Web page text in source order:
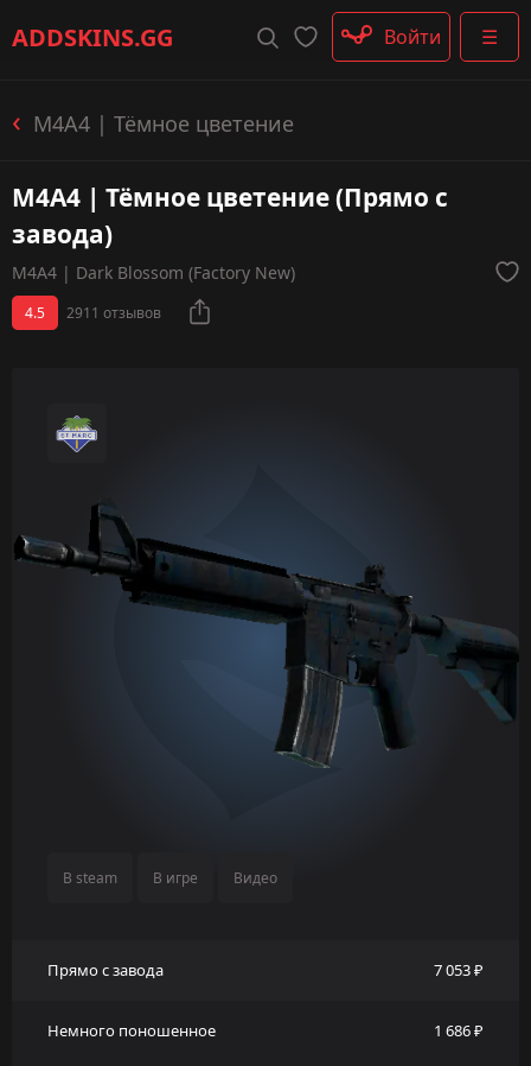
ADDSKINS.GG ☰
Пистолеты-пулемёты
Перчатки
Войти
M4A4 | Тёмное цветение
M4A4 | Тёмное цветение (Прямо с
завода)
M4A4 | Dark Blossom (Factory New)
4.5 2911 отзывов
В steam В игре Видео
Прямо с завода 7 053 ₽
Немного поношенное 1 686 ₽